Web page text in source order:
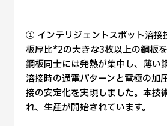
① インテリジェントスポット溶接
板厚比*2の大きな3枚以上の鋼板
鋼板同士には発熱が集中し、薄い
溶接時の通電パターンと電極の加
接の安定化を実現しました。本
れ、生産が開始されています。